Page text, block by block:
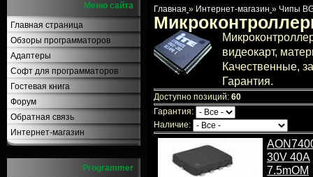
Меню сайта
Главная страница
Обзоры программаторов
Адаптеры
Софт для программаторов
Гостевая книга
Форум
Обратная связь
Интернет-магазин
Programmer
Главная » Интернет-магазин » Чипы
видеокарт,
Качественные,
Гарантия.
Доступно позиций: 60
Гарантия:
Наличие:
30V 40A
7.5mOM